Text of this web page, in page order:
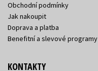
Obchodní podmínky
Jak nakoupit
Doprava a platba
Benefitní a slevové programy
KONTAKTY